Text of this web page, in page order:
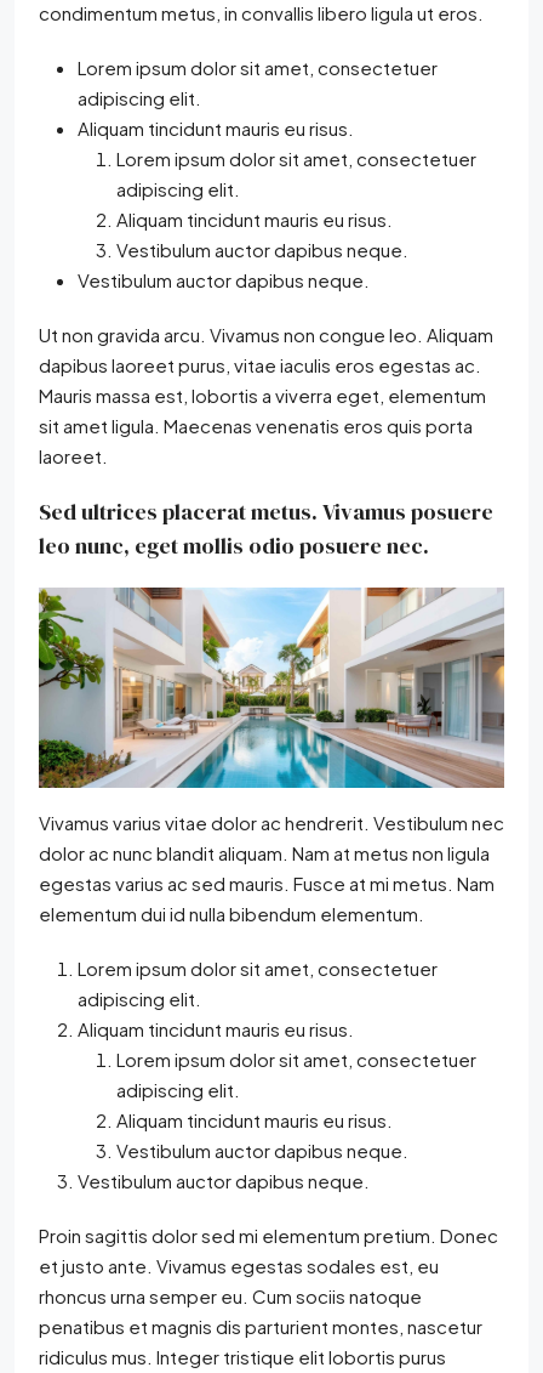
condimentum metus, in convallis libero ligula ut eros.
Lorem ipsum dolor sit amet, consectetuer
adipiscing elit.
Aliquam tincidunt mauris eu risus.
Lorem ipsum dolor sit amet, consectetuer
adipiscing elit.
Aliquam tincidunt mauris eu risus.
Vestibulum auctor dapibus neque.
Vestibulum auctor dapibus neque.
Ut non gravida arcu. Vivamus non congue leo. Aliquam
dapibus laoreet purus, vitae iaculis eros egestas ac.
Mauris massa est, lobortis a viverra eget, elementum
sit amet ligula. Maecenas venenatis eros quis porta
laoreet.
Sed ultrices placerat metus. Vivamus posuere
leo nunc, eget mollis odio posuere nec.
Vivamus varius vitae dolor ac hendrerit. Vestibulum nec
dolor ac nunc blandit aliquam. Nam at metus non ligula
egestas varius ac sed mauris. Fusce at mi metus. Nam
elementum dui id nulla bibendum elementum.
Lorem ipsum dolor sit amet, consectetuer
adipiscing elit.
Aliquam tincidunt mauris eu risus.
Lorem ipsum dolor sit amet, consectetuer
adipiscing elit.
Aliquam tincidunt mauris eu risus.
Vestibulum auctor dapibus neque.
Vestibulum auctor dapibus neque.
Proin sagittis dolor sed mi elementum pretium. Donec
et justo ante. Vivamus egestas sodales est, eu
rhoncus urna semper eu. Cum sociis natoque
penatibus et magnis dis parturient montes, nascetur
ridiculus mus. Integer tristique elit lobortis purus